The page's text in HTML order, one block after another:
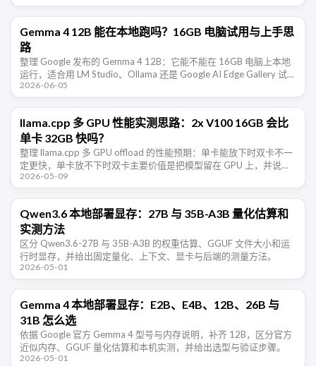
Gemma 4 12B 能在本地跑吗？16GB 电脑试用与上手思
路
整理 Google 发布的 Gemma 4 12B：它能不能在 16GB 电脑上本地
运行，适合用 LM Studio、Ollama 还是 Google AI Edge Gallery 试
用，以及本地多 …
2026-06-05
llama.cpp 多 GPU 性能实测思路：2x V100 16GB 会比
单卡 32GB 快吗？
整理 llama.cpp 多 GPU offload 的性能预期：单卡能放下时双卡不一
定更快，单卡放不下时双卡主要价值是把模型留在 GPU 上，并说明
V100 PCIe 与 NVLink 对性能的影 …
2026-05-09
Qwen3.6 本地部署显存：27B 与 35B-A3B 量化估算和
实测方法
区分 Qwen3.6-27B 与 35B-A3B 的权重估算、GGUF 文件大小和运
行时显存，并给出固定量化、上下文、显卡与后端的测量方法。
2026-05-01
Gemma 4 本地部署显存：E2B、E4B、12B、26B 与
31B 怎么选
依据 Google 官方 Gemma 4 型号与内存说明，补齐 12B，区分官方
近似内存、GGUF 量化估算和本机实测，并给出选型与验证步骤。
2026-05-01